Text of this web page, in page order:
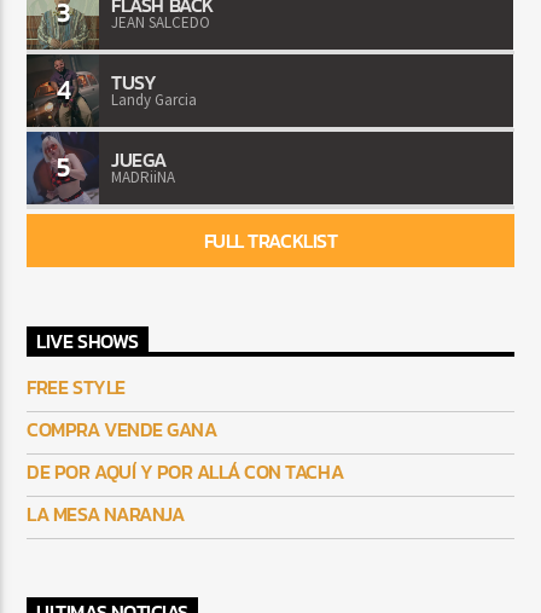
3 JEAN SALCEDO
4 TUSY
Landy Garcia
5 JUEGA
MADRiiNA
FULL TRACKLIST
LIVE SHOWS
FREE STYLE
COMPRA VENDE GANA
DE POR AQUÍ Y POR ALLÁ CON TACHA
LA MESA NARANJA